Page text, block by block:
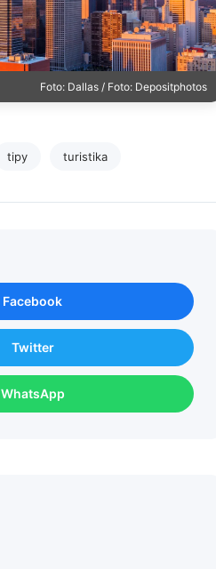
Foto: Dallas / Foto: Depositphotos
tipy turistika
Facebook
Twitter
WhatsApp